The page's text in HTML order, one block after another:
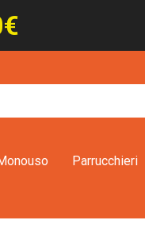
Parrucchieri